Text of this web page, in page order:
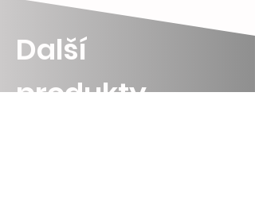
Další
produkty...